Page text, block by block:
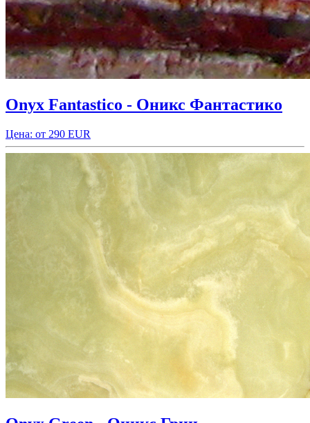
Onyx Fantastico - Оникс Фантастико
Цена: от 290 EUR